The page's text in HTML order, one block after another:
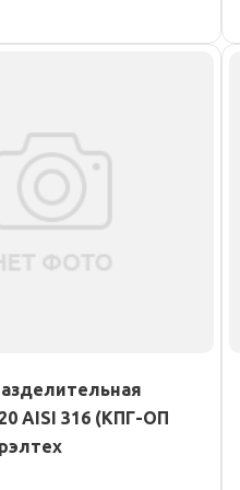
AISI 316 (КПГ-ОП